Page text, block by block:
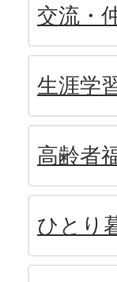
交流・
生涯学
高齢者
ひとり